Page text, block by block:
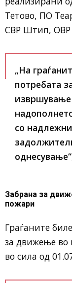
Тетово, ПО
СВР Штип, ОВР
„На
потребата
извршување
со
Забрана за
пожари
Граѓаните
за движење во
во сила од